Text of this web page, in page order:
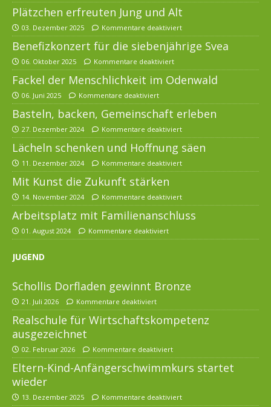
Plätzchen erfreuten Jung und Alt
03. Dezember 2025 Kommentare deaktiviert
Benefizkonzert für die siebenjährige Svea
06. Oktober 2025 Kommentare deaktiviert
Fackel der Menschlichkeit im Odenwald
06. Juni 2025 Kommentare deaktiviert
Basteln, backen, Gemeinschaft erleben
27. Dezember 2024 Kommentare deaktiviert
Lächeln schenken und Hoffnung säen
11. Dezember 2024 Kommentare deaktiviert
Mit Kunst die Zukunft stärken
14. November 2024 Kommentare deaktiviert
Arbeitsplatz mit Familienanschluss
01. August 2024 Kommentare deaktiviert
JUGEND
Schollis Dorfladen gewinnt Bronze
21. Juli 2026 Kommentare deaktiviert
Realschule für Wirtschaftskompetenz
ausgezeichnet
02. Februar 2026 Kommentare deaktiviert
Eltern-Kind-Anfängerschwimmkurs startet
wieder
13. Dezember 2025 Kommentare deaktiviert